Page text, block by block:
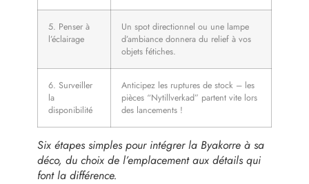
5. Penser à
l’éclairage
Un spot directionnel ou une lampe
d’ambiance donnera du relief à vos
objets fétiches.
6. Surveiller
la
disponibilité
Anticipez les ruptures de stock – les
pièces “Nytillverkad” partent vite lors
des lancements !
Six étapes simples pour intégrer la Byakorre à sa
déco, du choix de l’emplacement aux détails qui
font la différence.